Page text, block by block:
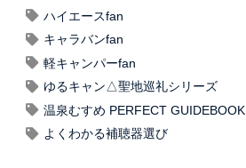
ハイエースfan
キャラバンfan
軽キャンパーfan
ゆるキャン△聖地巡礼シリーズ
温泉むすめ PERFECT GUIDEBOOK
よくわかる補聴器選び